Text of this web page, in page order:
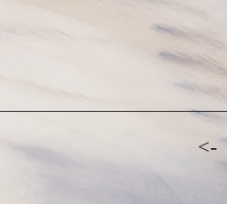
<-